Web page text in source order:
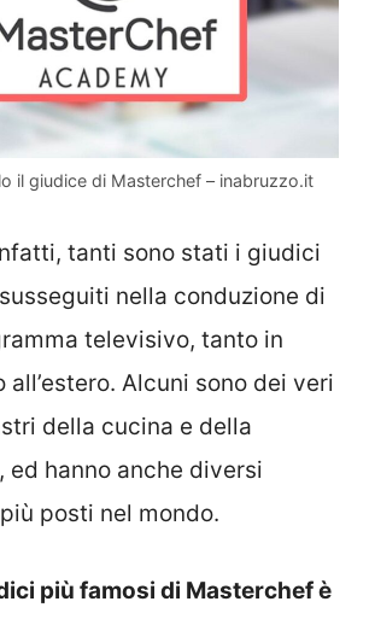
il giudice di Masterchef – inabruzzo.it
tanti sono stati i giudici
nella conduzione di
televisivo, tanto in
all’estero. Alcuni sono dei veri
della cucina e della
ed hanno anche diversi
posti nel mondo.
più famosi di Masterchef è